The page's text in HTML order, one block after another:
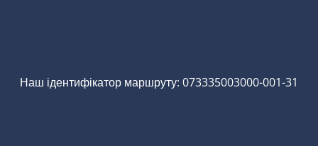
Наш ідентифікатор маршруту: 073335003000-001-31